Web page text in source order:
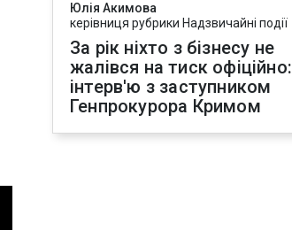
Юлія Акимова
керівниця рубрики Надзвичайні події
За рік ніхто з бізнесу не
жалівся на тиск офіційно:
інтерв'ю з заступником
Генпрокурора Кримом